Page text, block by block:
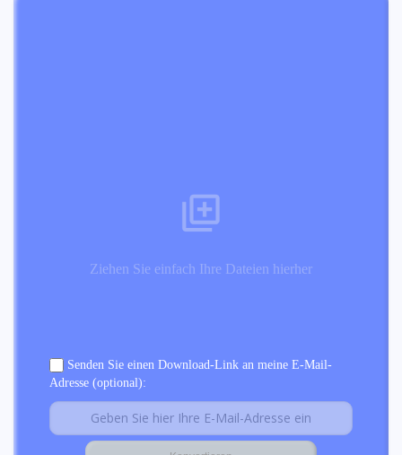
Ziehen Sie einfach Ihre Dateien hierher
Senden Sie einen Download-Link an meine E-Mail-
Adresse (optional):